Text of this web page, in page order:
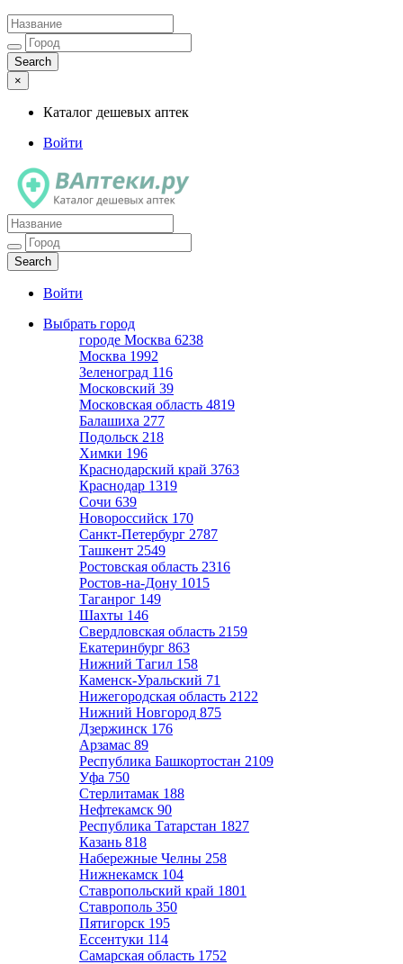
×
Каталог дешевых аптек
Войти
Каталог дешевых аптек
Войти
Выбрать город
городе Москва 6238
Москва 1992
Зеленоград 116
Московский 39
Московская область 4819
Балашиха 277
Подольск 218
Химки 196
Краснодарский край 3763
Краснодар 1319
Сочи 639
Новороссийск 170
Санкт-Петербург 2787
Ташкент 2549
Ростовская область 2316
Ростов-на-Дону 1015
Таганрог 149
Шахты 146
Свердловская область 2159
Екатеринбург 863
Нижний Тагил 158
Каменск-Уральский 71
Нижегородская область 2122
Нижний Новгород 875
Дзержинск 176
Арзамас 89
Республика Башкортостан 2109
Уфа 750
Стерлитамак 188
Нефтекамск 90
Республика Татарстан 1827
Казань 818
Набережные Челны 258
Нижнекамск 104
Ставропольский край 1801
Ставрополь 350
Пятигорск 195
Ессентуки 114
Самарская область 1752